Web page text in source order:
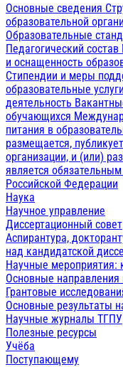
Основные сведения
образовательной
Образовательные
Педагогический состав
и оснащенность
Стипендии и меры
образовательные услуги
деятельность
обучающихся
питания в
размещается,
организации, и (или)
является
Российской Федерации
Наука
Научное управление
Диссертационный совет
Аспирантура,
над кандидатской
Научные мероприятия:
Основные направления
Грантовые
Основные результаты
Научные журналы ТГПУ
Полезные ресурсы
Учёба
Поступающему